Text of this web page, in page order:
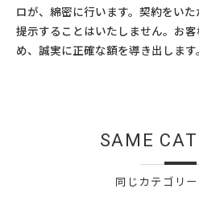
ロが、綿密に行います。契約をい
提示することはいたしません。お
め、誠実に正確な額を導き出します
同じカテゴリ
SAME